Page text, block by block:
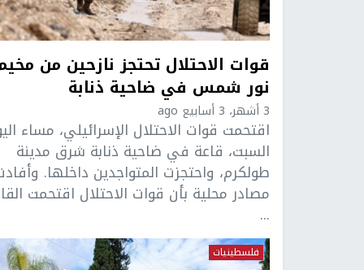
قوات الاحتلال تحتجز نازحين من
نور شمس في ضاحية ذنابة
3 أشهر، 3 أسابيع ago
اقتحمت قوات الاحتلال الإسرائيلي، مساء
السبت، قاعة في ضاحية ذنابة شرق مدينة
طولكرم، واحتجزت المتواجدين داخلها.
مصادر محلية بأن قوات الاحتلال اقتحمت
...
فلسطينيات